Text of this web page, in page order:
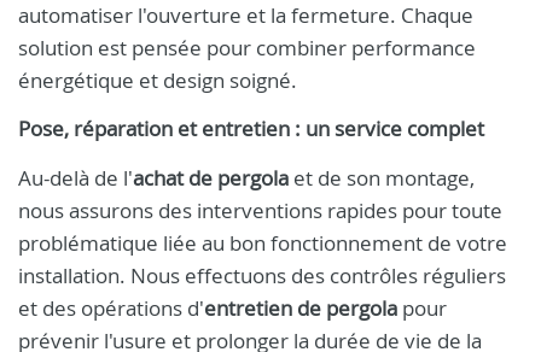
automatiser l'ouverture et la fermeture. Chaque
solution est pensée pour combiner performance
énergétique et design soigné.
Pose, réparation et entretien : un service complet
Au-delà de l'achat de pergola et de son montage,
nous assurons des interventions rapides pour toute
problématique liée au bon fonctionnement de votre
installation. Nous effectuons des contrôles réguliers
et des opérations d'entretien de pergola pour
prévenir l'usure et prolonger la durée de vie de la